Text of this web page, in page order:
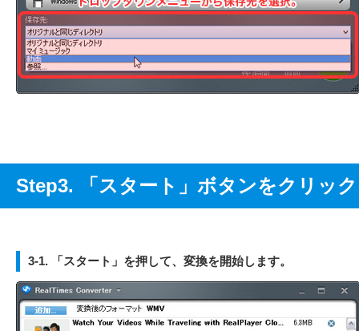
Step3. 「スタート」ボタンをクリッ
3-1. 「スタート」を押して、変換を開始します。